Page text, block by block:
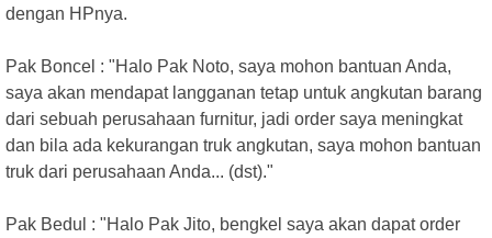
dengan HPnya.
Pak Boncel : "Halo Pak Noto, saya mohon bantuan Anda,
saya akan mendapat langganan tetap untuk angkutan barang
dari sebuah perusahaan furnitur, jadi order saya meningkat
dan bila ada kekurangan truk angkutan, saya mohon bantuan
truk dari perusahaan Anda... (dst)."
Pak Bedul : "Halo Pak Jito, bengkel saya akan dapat order